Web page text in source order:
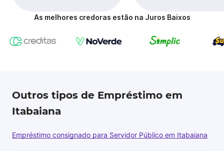
As melhores credoras estão na Juros Baixos
Outros tipos de Empréstimo em
Itabaiana
Empréstimo consignado para Servidor Público em Itabaiana